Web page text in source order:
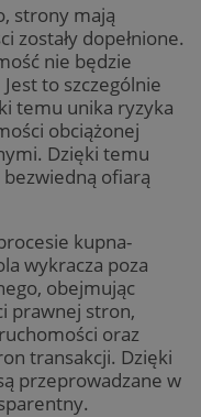
strony mają
zostały dopełnione.
nie będzie
to szczególnie
temu unika ryzyka
obciążonej
Dzięki temu
ofiarą
kupna-
wykracza poza
obejmując
prawnej stron,
oraz
transakcji. Dzięki
przeprowadzane w